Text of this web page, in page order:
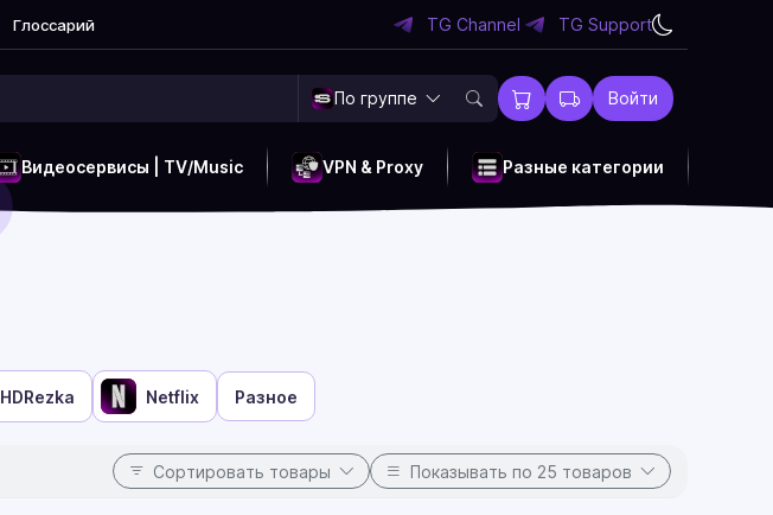
Глоссарий TG Channel TG Support
По группе Войти
Видеосервисы | TV/Music VPN & Proxy Разные категории
HDRezka Netflix Разное
Сортировать товары Показыватьпо 25 товаров